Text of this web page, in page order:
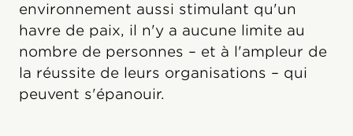
environnement aussi stimulant qu'un
havre de paix, il n'y a aucune limite au
nombre de personnes – et à l'ampleur de
la réussite de leurs organisations – qui
peuvent s'épanouir.